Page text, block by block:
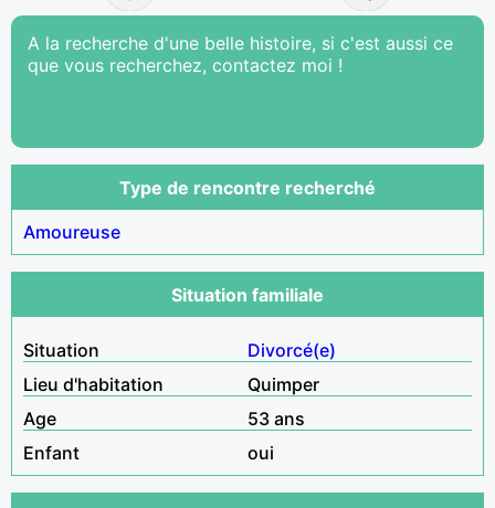
A la recherche d'une belle histoire, si c'est aussi ce
que vous recherchez, contactez moi !
Type de rencontre recherché
Amoureuse
Situation familiale
Situation
Divorcé(e)
Lieu d'habitation
Quimper
Age
53 ans
Enfant
oui